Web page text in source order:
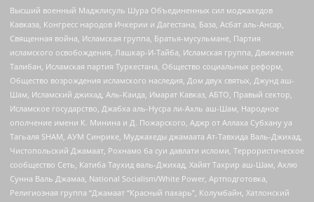
Высший военный Маджлисуль Шура Объединенных сил моджахедов
Кавказа, Конгресс народов Ичкерии и Дагестана, База, Асбат аль-Ансар,
Священная война, Исламская группа, Братья-мусульмане, Партия
исламского освобождения, Лашкар-И-Тайба, Исламская группа, Движение
Талибан, Исламская партия Туркестана, Общество социальных реформ,
Общество возрождения исламского наследия, Дом двух святых, Джунд аш-
Шам, Исламский джихад, Аль-Каида, Имарат Кавказ, АБТО, Правый сектор,
Исламское государство, Джабха аль-Нусра ли-Ахль аш-Шам, Народное
ополчение имени К. Минина и Д. Пожарского, Аджр от Аллаха Субхану уа
Тагьаля SHAM, АУМ Синрике, Муджахеды джамаата Ат-Тавхида Валь-Джихад,
Чистопольский Джамаат, Рохнамо ба суи давлати исломи, Террористическое
сообщество Сеть, Катиба Таухид валь-Джихад, Хайят Тахрир аш-Шам, Ахлю
Сунна Валь Джамаа, National Socialism/White Power, Артподготовка,
Религиозная группа “Джамаат “Красный пахарь”, Колумбайн, Хатлонский